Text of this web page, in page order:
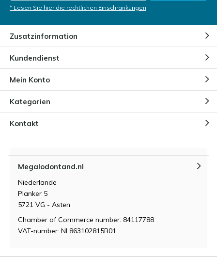
Tauchexpeditionen
Warum Kinder von Megalodon-
DurchNiels Cox
Megalodon-Zahn?
Was macht einen Megalodon-
* Lesen Sie hier die rechtlichen Einschränkungen
Zusatzinformation
Kundendienst
Mein Konto
Kategorien
Kontakt
Megalodontand.nl
Niederlande
Planker 5
5721 VG - Asten
Chamber of Commerce number: 84117788
VAT-number: NL863102815B01